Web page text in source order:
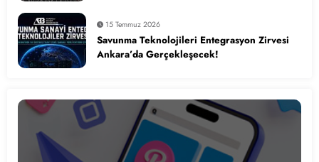
15 Temmuz 2026
Savunma Teknolojileri Entegrasyon Zirvesi
Ankara’da Gerçekleşecek!